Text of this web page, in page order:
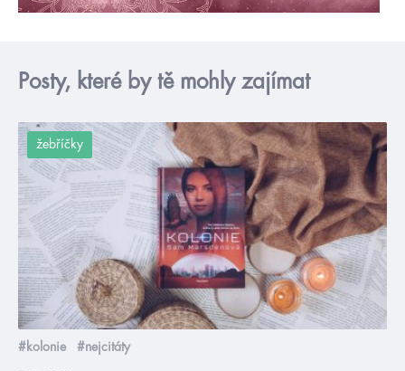
Posty, které by tě mohly zajímat
žebříčky
#kolonie #nejcitáty